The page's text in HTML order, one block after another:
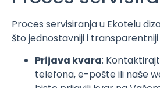
Proces servisiranja u Ekotelu
što jednostavniji i transparentniji
Prijava kvara:
telefona, e-pošte ili naše